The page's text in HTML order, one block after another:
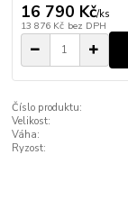
16 790 Kč/ks
13 876 Kč bez DPH
Číslo produktu:
Velikost:
Váha:
Ryzost: